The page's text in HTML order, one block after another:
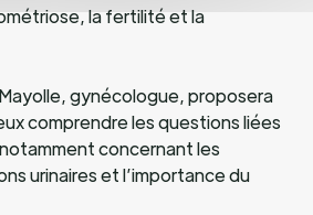
la fertilité et la
gynécologue, proposera
comprendre les questions liées
concernant les
urinaires et l’importance du